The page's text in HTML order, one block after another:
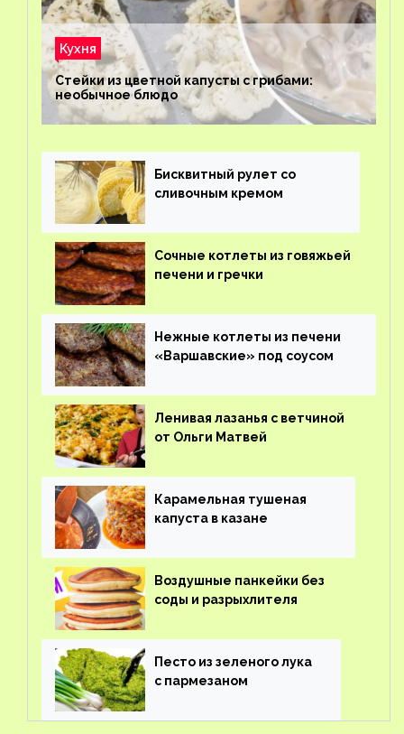
Кухня
Стейки из цветной капусты с грибами:
необычное блюдо
Бисквитный рулет со
сливочным кремом
Сочные котлеты из говяжьей
печени и гречки
Нежные котлеты из печени
«Варшавские» под соусом
Ленивая лазанья с ветчиной
от Ольги Матвей
Карамельная тушеная
капуста в казане
Воздушные панкейки без
соды и разрыхлителя
Песто из зеленого лука
с пармезаном